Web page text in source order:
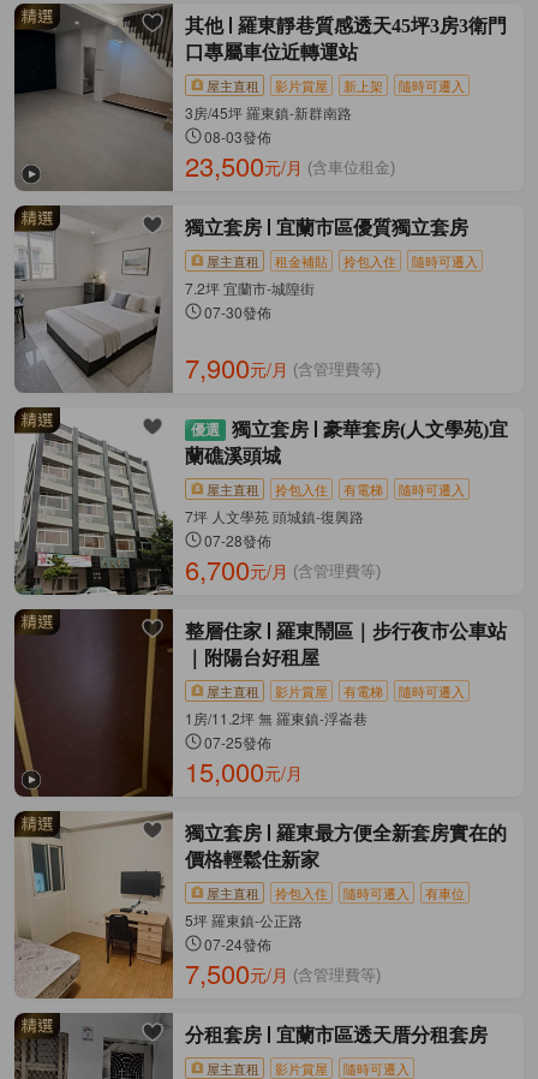
其他
羅東靜巷質感透天45坪3房3衛門
口專屬車位近轉運站
屋主直租 影片賞屋 新上架 隨時可遷入
3房/45坪 羅東鎮-新群南路
08-03發佈
23,500元/月 (含車位租金)
獨立套房 宜蘭市區優質獨立套房
屋主直租 租金補貼 拎包入住 隨時可遷入
7.2坪 宜蘭市-城隍街
07-30發佈
7,900元/月 (含管理費等)
獨立套房
豪華套房(人文學苑)宜
蘭礁溪頭城
屋主直租 拎包入住 有電梯 隨時可遷入
7坪 人文學苑 頭城鎮-復興路
07-28發佈
6,700元/月 (含管理費等)
整層住家
羅東鬧區｜步行夜市公車站
｜附陽台好租屋
屋主直租 影片賞屋 有電梯 隨時可遷入
1房/11.2坪 無 羅東鎮-浮崙巷
07-25發佈
15,000元/月
獨立套房
羅東最方便全新套房實在的
價格輕鬆住新家
屋主直租 拎包入住 隨時可遷入 有車位
5坪 羅東鎮-公正路
07-24發佈
7,500元/月 (含管理費等)
分租套房 宜蘭市區透天厝分租套房
屋主直租 影片賞屋 隨時可遷入